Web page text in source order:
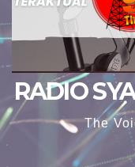
RADIO
The